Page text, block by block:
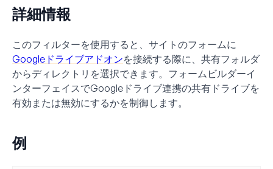
詳細情報
このフィルターを使用すると、サイトのフォームに
Googleドライブアドオンを接続する際に、共有フォルダ
からディレクトリを選択できます。フォームビルダーイ
ンターフェイスでGoogleドライブ連携の共有ドライブを
有効または無効にするかを制御します。
例